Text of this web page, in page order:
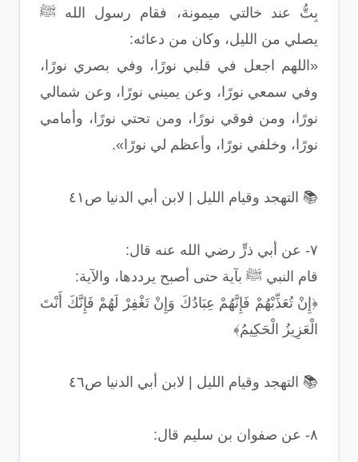
بِتُّ عند خالتي ميمونة، فقام رسول الله ﷺ
يصلي من الليل، وكان من دعائه:
«اللهم اجعل في قلبي نورًا، وفي بصري نورًا،
وفي سمعي نورًا، وعن يميني نورًا، وعن شمالي
نورًا، ومن فوقي نورًا، ومن تحتي نورًا، وأمامي
نورًا، وخلفي نورًا، وأعظم لي نورًا».
📚 التهجد وقيام الليل | لابن أبي الدنيا ص٤١
٧- عن أبي ذرٍّ رضي الله عنه قال:
قام النبي ﷺ بآية حتى أصبح يرددها، والآية:
﴿إِنْ تُعَذِّبْهُمْ فَإِنَّهُمْ عِبَادُكَ وَإِنْ تَغْفِرْ لَهُمْ فَإِنَّكَ أَنْتَ
الْعَزِيزُ الْحَكِيمُ﴾
📚 التهجد وقيام الليل | لابن أبي الدنيا ص٤٦
٨- عن صفوان بن سليم قال: